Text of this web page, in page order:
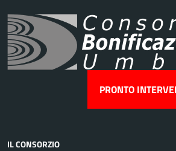
PRONTO
IL CONSORZIO